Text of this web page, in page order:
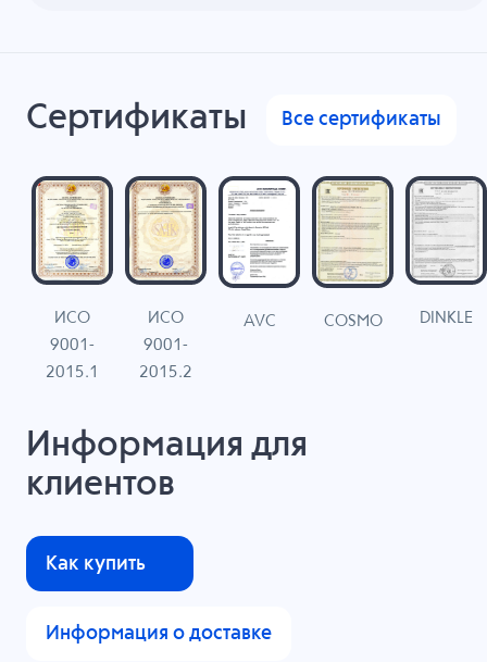
Сертификаты Все сертификаты
ИСО
9001-
2015.1
ИСО
9001-
2015.2
AVC COSMO DINKLE
Информация для
клиентов
Как купить
Информация о доставке